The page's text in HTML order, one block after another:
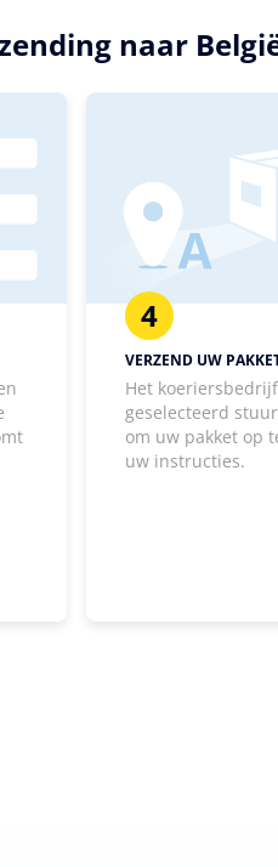
naar
4
VERZEND UW
Het
geselecteerd
om uw pakket op
uw instructies.